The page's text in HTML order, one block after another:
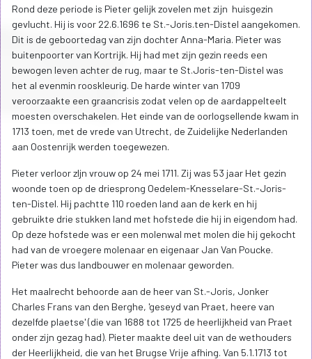
Rond deze periode is Pieter gelijk zovelen met zijn huisgezin
gevlucht. Hij is voor 22.6.1696 te St.-Joris.ten-Distel aangekomen.
Dit is de geboortedag van zijn dochter Anna-Maria. Pieter was
buitenpoorter van Kortrijk. Hij had met zijn gezin reeds een
bewogen leven achter de rug, maar te St.Joris-ten-Distel was
het al evenmin rooskleurig. De harde winter van 1709
veroorzaakte een graancrisis zodat velen op de aardappelteelt
moesten overschakelen. Het einde van de oorlogsellende kwam in
1713 toen, met de vrede van Utrecht, de Zuidelijke Nederlanden
aan Oostenrijk werden toegewezen.
Pieter verloor zljn vrouw op 24 mei 1711. Zij was 53 jaar Het gezin
woonde toen op de driesprong Oedelem-Knesselare-St.-Joris-
ten-Distel. Hij pachtte 110 roeden land aan de kerk en hij
gebruikte drie stukken land met hofstede die hij in eigendom had.
Op deze hofstede was er een molenwal met molen die hij gekocht
had van de vroegere molenaar en eigenaar Jan Van Poucke.
Pieter was dus landbouwer en molenaar geworden.
Het maalrecht behoorde aan de heer van St.-Joris, Jonker
Charles Frans van den Berghe, 'geseyd van Praet, heere van
dezelfde plaetse' (die van 1688 tot 1725 de heerlijkheid van Praet
onder zijn gezag had). Pieter maakte deel uit van de wethouders
der Heerlijkheid, die van het Brugse Vrije afhing. Van 5.1.1713 tot